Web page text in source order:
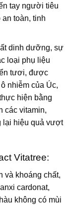
tay người tiêu
toàn, tinh
dinh dưỡng, sự
loại phụ liệu
tươi, được
nhiễm của Úc,
hiện bằng
các vitamin,
lại hiệu quả vượt
Vitatree:
và khoáng chất,
cardonat,
không có mùi